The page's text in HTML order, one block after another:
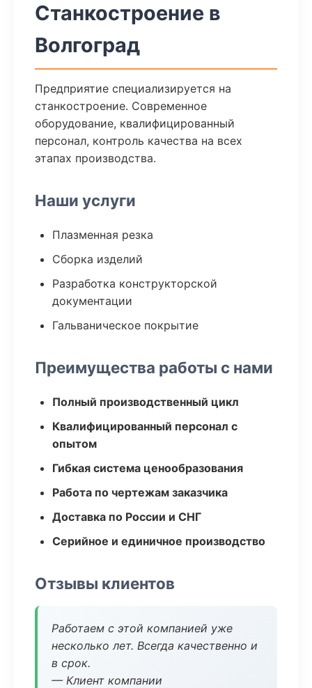
Станкостроение в
Волгоград
Предприятие специализируется на
станкостроение. Современное
оборудование, квалифицированный
персонал, контроль качества на всех
этапах производства.
Наши услуги
Плазменная резка
Сборка изделий
Разработка конструкторской
документации
Гальваническое покрытие
Преимущества работы с нами
Полный производственный цикл
Квалифицированный персонал с
опытом
Гибкая система ценообразования
Работа по чертежам заказчика
Доставка по России и СНГ
Серийное и единичное производство
Отзывы клиентов
Работаем с этой компанией уже
несколько лет. Всегда качественно и
в срок.
— Клиент компании